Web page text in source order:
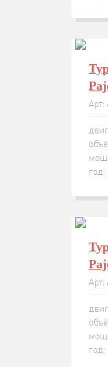
Арт:
Арт: